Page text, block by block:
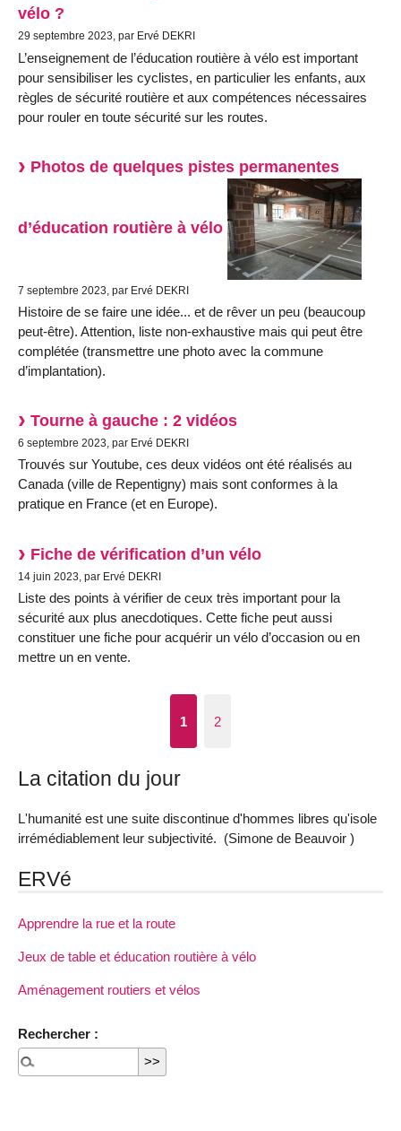
vélo ?
29 septembre 2023, par Ervé DEKRI
L’enseignement de l’éducation routière à vélo est important
pour sensibiliser les cyclistes, en particulier les enfants, aux
règles de sécurité routière et aux compétences nécessaires
pour rouler en toute sécurité sur les routes.
Photos de quelques pistes permanentes
d’éducation routière à vélo
7 septembre 2023, par Ervé DEKRI
Histoire de se faire une idée... et de rêver un peu (beaucoup
peut-être). Attention, liste non-exhaustive mais qui peut être
complétée (transmettre une photo avec la commune
d’implantation).
Tourne à gauche : 2 vidéos
6 septembre 2023, par Ervé DEKRI
Trouvés sur Youtube, ces deux vidéos ont été réalisés au
Canada (ville de Repentigny) mais sont conformes à la
pratique en France (et en Europe).
Fiche de vérification d’un vélo
14 juin 2023, par Ervé DEKRI
Liste des points à vérifier de ceux très important pour la
sécurité aux plus anecdotiques. Cette fiche peut aussi
constituer une fiche pour acquérir un vélo d’occasion ou en
mettre un en vente.
1 2
La citation du jour
L'humanité est une suite discontinue d'hommes libres qu'isole
irrémédiablement leur subjectivité. (Simone de Beauvoir )
ERVé
Apprendre la rue et la route
Jeux de table et éducation routière à vélo
Aménagement routiers et vélos
Rechercher :